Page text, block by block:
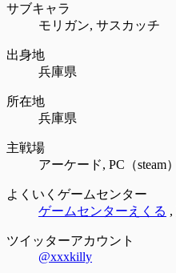
サブキャラ
モリガン, サスカッチ
出身地
兵庫県
所在地
兵庫県
主戦場
アーケード, PC（steam）
よくいくゲームセンター
ゲームセンターえくる ,
ツイッターアカウント
@xxxkilly